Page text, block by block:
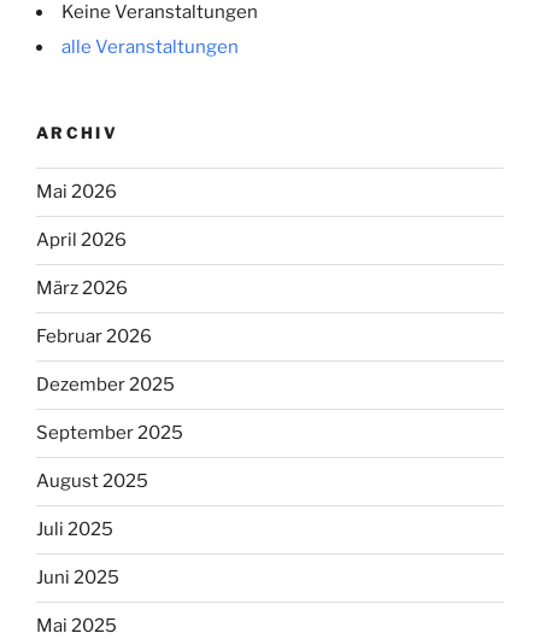
Keine Veranstaltungen
alle Veranstaltungen
ARCHIV
Mai 2026
April 2026
März 2026
Februar 2026
Dezember 2025
September 2025
August 2025
Juli 2025
Juni 2025
Mai 2025